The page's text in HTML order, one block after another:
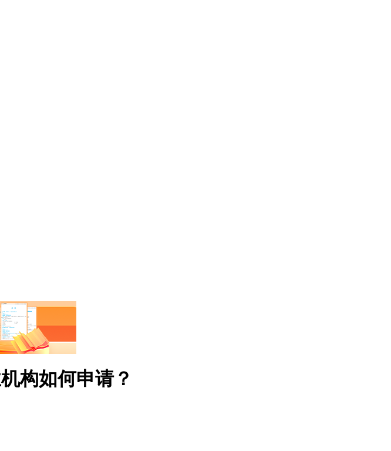
构如何申请？